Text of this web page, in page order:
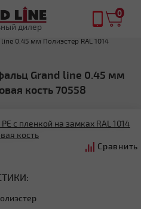
дилер
0
0.45 мм Полиэстер RAL 1014
Grand line 0.45 мм
кость 70558
Сравнить